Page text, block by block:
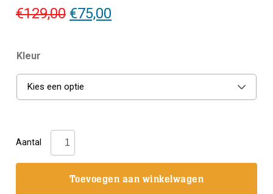
€129,00 Oorspronkelijke
€75,00
Kleur
Kies een optie
Aantal
OMS:
Tattoo
Toevoegen aan winkelwagen